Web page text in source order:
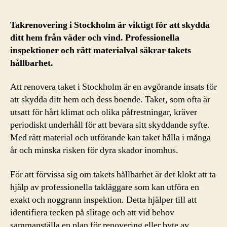
Takrenovering i Stockholm är viktigt för att skydda
ditt hem från väder och vind. Professionella
inspektioner och rätt materialval säkrar takets
hållbarhet.
Att renovera taket i Stockholm är en avgörande insats för
att skydda ditt hem och dess boende. Taket, som ofta är
utsatt för hårt klimat och olika påfrestningar, kräver
periodiskt underhåll för att bevara sitt skyddande syfte.
Med rätt material och utförande kan taket hålla i många
år och minska risken för dyra skador inomhus.
För att förvissa sig om takets hållbarhet är det klokt att ta
hjälp av professionella takläggare som kan utföra en
exakt och noggrann inspektion. Detta hjälper till att
identifiera tecken på slitage och att vid behov